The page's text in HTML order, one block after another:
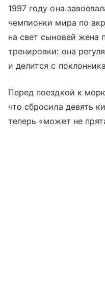
1997 году она
чемпионки мира по
на свет сыновей жена
тренировки: она
и делится с
Перед поездкой к
что сбросила девять
теперь «может не